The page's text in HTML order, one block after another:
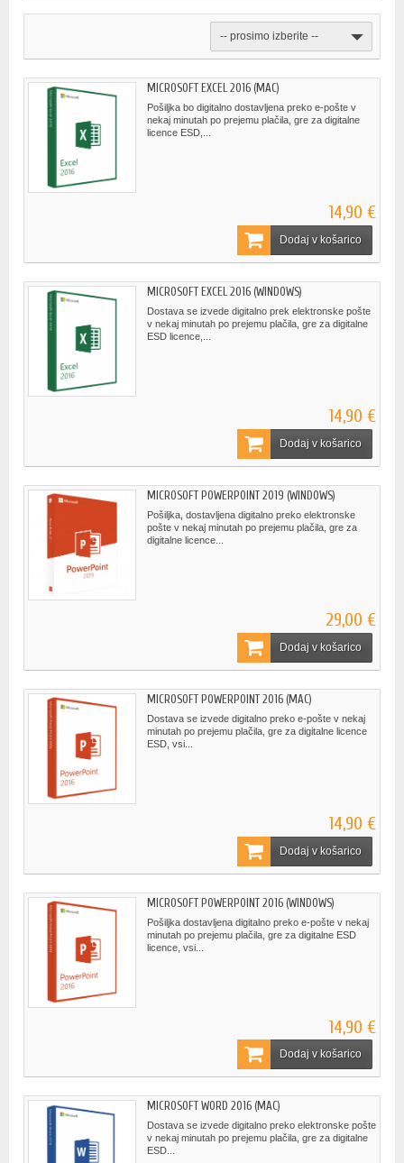
-- prosimo izberite --
MICROSOFT EXCEL 2016 (MAC)
Pošiljka bo digitalno dostavljena preko e-pošte v
nekaj minutah po prejemu plačila, gre za digitalne
licence ESD,...
14,90 €
Dodaj v košarico
MICROSOFT EXCEL 2016 (WINDOWS)
Dostava se izvede digitalno prek elektronske pošte
v nekaj minutah po prejemu plačila, gre za digitalne
ESD licence,...
14,90 €
Dodaj v košarico
MICROSOFT POWERPOINT 2019 (WINDOWS)
Pošiljka, dostavljena digitalno preko elektronske
pošte v nekaj minutah po prejemu plačila, gre za
digitalne licence...
29,00 €
Dodaj v košarico
MICROSOFT POWERPOINT 2016 (MAC)
Dostava se izvede digitalno preko e-pošte v nekaj
minutah po prejemu plačila, gre za digitalne licence
ESD, vsi...
14,90 €
Dodaj v košarico
MICROSOFT POWERPOINT 2016 (WINDOWS)
Pošiljka dostavljena digitalno preko e-pošte v nekaj
minutah po prejemu plačila, gre za digitalne ESD
licence, vsi...
14,90 €
Dodaj v košarico
MICROSOFT WORD 2016 (MAC)
Dostava se izvede digitalno preko elektronske pošte
v nekaj minutah po prejemu plačila, gre za digitalne
ESD...